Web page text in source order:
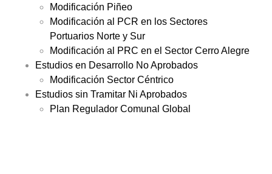
Modificación Piñeo
Modificación al PCR en los Sectores
Portuarios Norte y Sur
Modificación al PRC en el Sector Cerro Alegre
Estudios en Desarrollo No Aprobados
Modificación Sector Céntrico
Estudios sin Tramitar Ni Aprobados
Plan Regulador Comunal Global